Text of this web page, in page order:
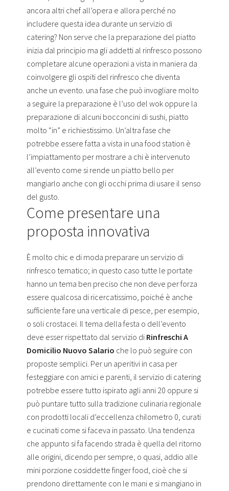
ancora altri chef all’opera e allora perché no
includere questa idea durante un servizio di
catering? Non serve che la preparazione del piatto
inizia dal principio ma gli addetti al rinfresco possono
completare alcune operazioni a vista in maniera da
coinvolgere gli ospiti del rinfresco che diventa
anche un evento. una fase che può invogliare molto
a seguire la preparazione è l’uso del wok oppure la
preparazione di alcuni bocconcini di sushi, piatto
molto “in” e richiestissimo. Un’altra fase che
potrebbe essere fatta a vista in una food station è
l’impiattamento per mostrare a chi è intervenuto
all’evento come si rende un piatto bello per
mangiarlo anche con gli occhi prima di usare il senso
del gusto.
Come presentare una
proposta innovativa
È molto chic e di moda preparare un servizio di
rinfresco tematico; in questo caso tutte le portate
hanno un tema ben preciso che non deve per forza
essere qualcosa di ricercatissimo, poiché è anche
sufficiente fare una verticale di pesce, per esempio,
o soli crostacei. Il tema della festa o dell’evento
deve esser rispettato dal servizio di Rinfreschi A
Domicilio Nuovo Salario che lo può seguire con
proposte semplici. Per un aperitivi in casa per
festeggiare con amici e parenti, il servizio di catering
potrebbe essere tutto ispirato agli anni 20 oppure si
può puntare tutto sulla tradizione culinaria regionale
con prodotti locali d’eccellenza chilometro 0, curati
e cucinati come si faceva in passato. Una tendenza
che appunto si fa facendo strada è quella del ritorno
alle origini, dicendo per sempre, o quasi, addio alle
mini porzione cosiddette finger food, cioè che si
prendono direttamente con le mani e si mangiano in